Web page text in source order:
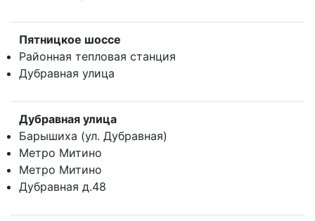
Пятницкое шоссе
Районная тепловая станция
Дубравная улица
Дубравная улица
Барышиха (ул. Дубравная)
Метро Митино
Метро Митино
Дубравная д.48